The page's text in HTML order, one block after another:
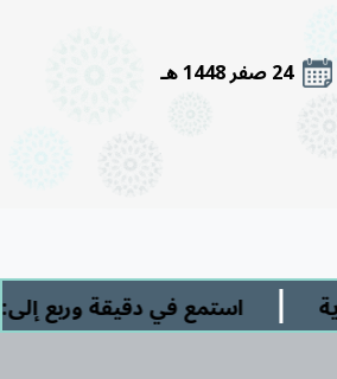
24 صفر 1448 هـ
| استمع في دقيقة وربع إلى: